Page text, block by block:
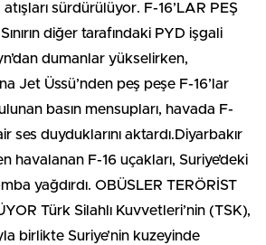
sürdürülüyor. F-16’LAR PEŞ
diğer tarafındaki PYD işgali
dumanlar yükselirken,
Jet Üssü’nden peş peşe F-16’lar
basın mensupları, havada F-
ses duyduklarını aktardı.Diyarbakır
havalanan F-16 uçakları, Suriye’deki
yağdırdı. OBÜSLER TERÖRİST
Türk Silahlı Kuvvetleri’nin (TSK),
birlikte Suriye’nin kuzeyinde